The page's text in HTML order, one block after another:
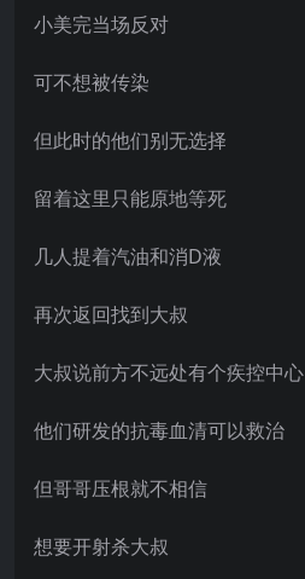
小美完当场反对
可不想被传染
但此时的他们别无选择
留着这里只能原地等死
几人提着汽油和消D液
再次返回找到大叔
大叔说前方不远处有个疾控中心
他们研发的抗毒血清可以救治
但哥哥压根就不相信
想要开射杀大叔